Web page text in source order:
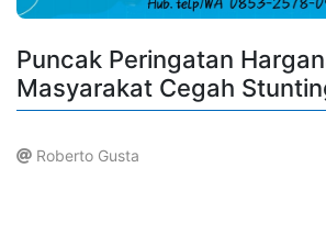
Puncak Peringatan
Masyarakat Cegah
Roberto Gusta